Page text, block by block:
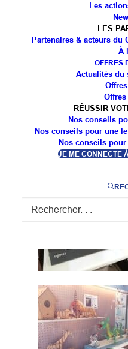
Les
LES
Partenaires & acteurs du
À
OFFRES
Actualités du
RÉUSSIR
Nos conseils
Nos conseils pour une
Nos conseils
JE ME CONNECTE